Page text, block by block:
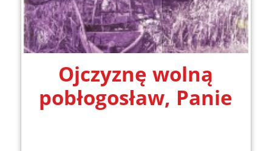
Ojczyznę wolną
pobłogosław, Panie